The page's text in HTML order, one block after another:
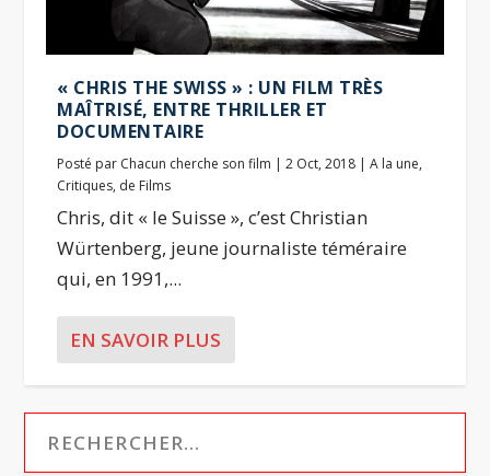
« CHRIS THE SWISS » : UN FILM TRÈS
MAÎTRISÉ, ENTRE THRILLER ET
DOCUMENTAIRE
Posté par Chacun cherche son film |2 Oct, 2018 |A la une,
Critiques, de Films
Chris, dit « le Suisse », c’est Christian
Würtenberg, jeune journaliste téméraire
qui, en 1991,...
EN SAVOIR PLUS